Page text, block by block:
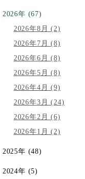
2026年 (67)
2026年8月 (2)
2026年7月 (8)
2026年6月 (8)
2026年5月 (8)
2026年4月 (9)
2026年3月 (24)
2026年2月 (6)
2026年1月 (2)
2025年 (48)
2024年 (5)